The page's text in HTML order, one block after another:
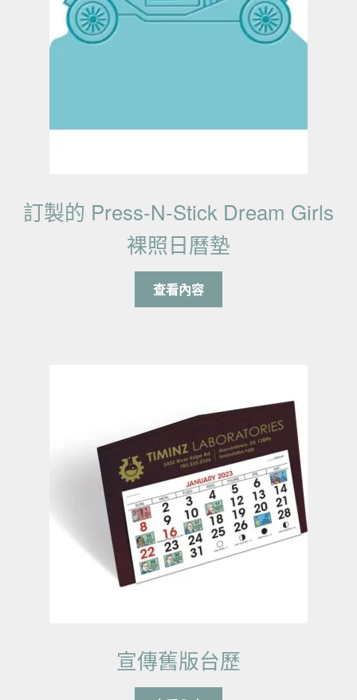
訂製的 Press-N-Stick Dream Girls
裸照日曆墊
查看內容
宣傳舊版台歷